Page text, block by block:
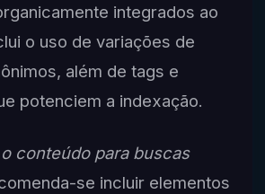
integrados ao
o uso de variações de
além de tags e
potenciem a indexação.
conteúdo para buscas
se incluir elementos